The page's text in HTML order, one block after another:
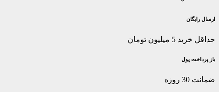
ارسال رایگان
حداقل خرید 5 میلیون تومان
باز پرداخت پول
ضمانت 30 روزه